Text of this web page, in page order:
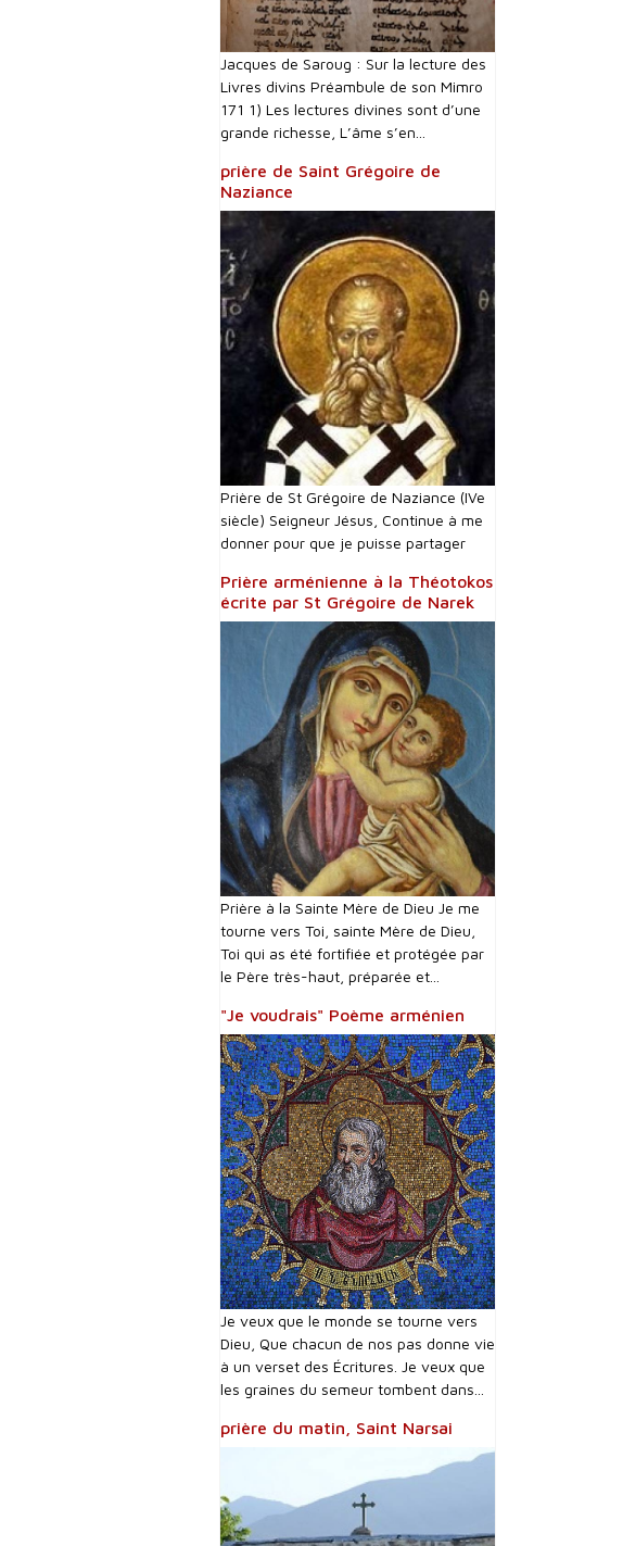
Jacques de Saroug : Sur la lecture des
Livres divins Préambule de son Mimro
171 1) Les lectures divines sont d’une
grande richesse, L’âme s’en...
prière de Saint Grégoire de
Naziance
Prière de St Grégoire de Naziance (IVe
siècle) Seigneur Jésus, Continue à me
donner pour que je puisse partager
Prière arménienne à la Théotokos
écrite par St Grégoire de Narek
Prière à la Sainte Mère de Dieu Je me
tourne vers Toi, sainte Mère de Dieu,
Toi qui as été fortifiée et protégée par
le Père très-haut, préparée et...
"Je voudrais" Poème arménien
Je veux que le monde se tourne vers
Dieu, Que chacun de nos pas donne vie
à un verset des Écritures. Je veux que
les graines du semeur tombent dans...
prière du matin, Saint Narsai